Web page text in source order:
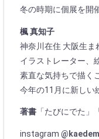
冬の時期に個展を開
楓 真知子
神奈川在住 大阪生ま
イラストレーター、
素直な気持ちで描く
今年の11月に新しい
著書 「たびにでた
instagram